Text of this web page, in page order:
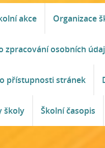
akce Organizace
zpracování osobních
přístupnosti stránek
školy Školní časopis